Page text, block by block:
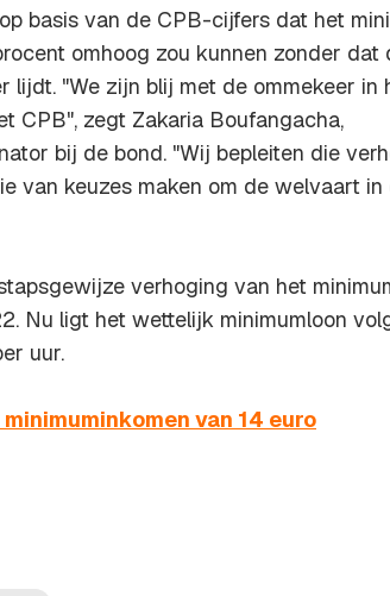
basis van de CPB-cijfers dat het
omhoog zou kunnen zonder dat
lijdt. "We zijn blij met de ommekeer in
CPB", zegt Zakaria Boufangacha,
bij de bond. "Wij bepleiten die
van keuzes maken om de welvaart in
verhoging van het
Nu ligt het wettelijk minimumloon
uur.
minimuminkomen van 14 euro